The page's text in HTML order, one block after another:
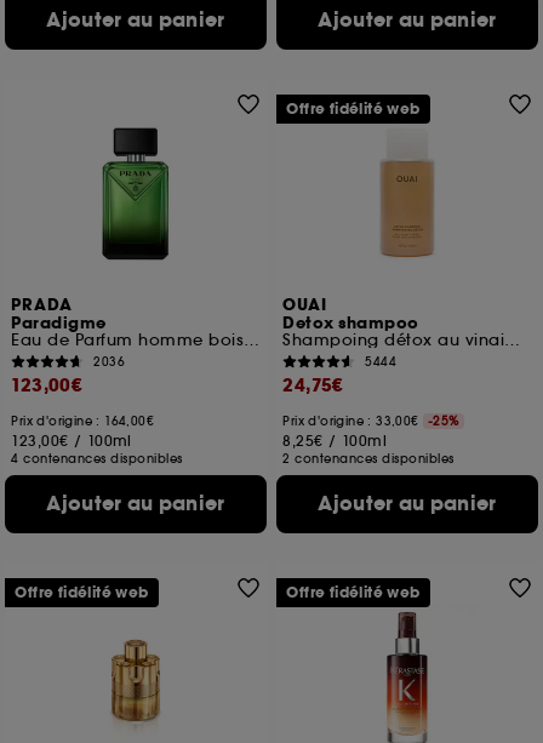
Ajouter au panier Ajouter au panier
PRADA
Paradigme
Eau de Parfum homme boisée ambrée rechargeable
2036
123,00€
Prix d'origine : 164,00€
123,00€ / 100ml
4 contenances disponibles
Ajouter au panier
OUAI
Detox shampoo
Shampoing détox au vinaigre de cidre
5444
24,75€
Prix d'origine : 33,00€ -25%
8,25€ / 100ml
2 contenances disponibles
Ajouter au panier
Offre fidélité web
Offre fidélité web Offre fidélité web